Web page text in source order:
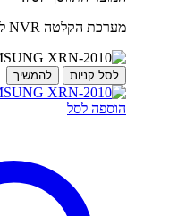
מערכת הקלטה NVR ל32 ערוצים SAMSUNG XRN-2010
לסל קניות להמשיך
הוספה לסל